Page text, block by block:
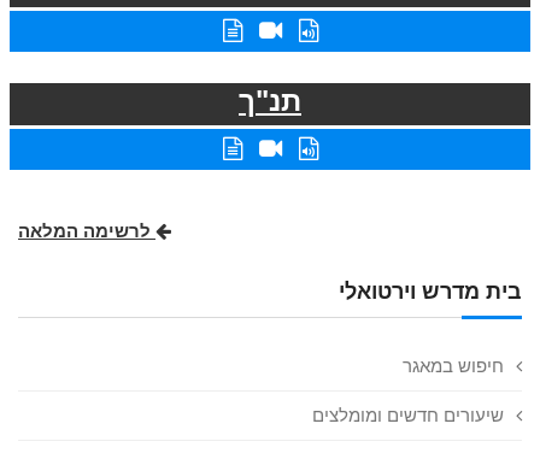
בית מדרש וירטואלי
חיפוש במאגר
שיעורים חדשים ומומלצים
תנ"ך
לרשימה המלאה